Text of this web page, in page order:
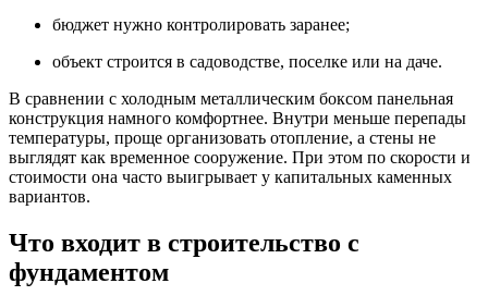
бюджет нужно контролировать заранее;
объект строится в садоводстве, поселке или на даче.
В сравнении с холодным металлическим боксом панельная
конструкция намного комфортнее. Внутри меньше перепады
температуры, проще организовать отопление, а стены не
выглядят как временное сооружение. При этом по скорости и
стоимости она часто выигрывает у капитальных каменных
вариантов.
Что входит в строительство с
фундаментом